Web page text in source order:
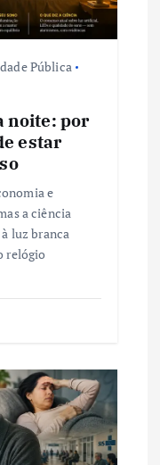
Pública
noite: por
estar
e
a ciência
luz branca
relógio